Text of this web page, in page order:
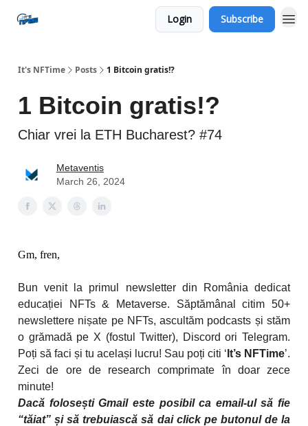
Login Subscribe
It's NFTime Posts 1 Bitcoin gratis!?
1 Bitcoin gratis!?
Chiar vrei la ETH Bucharest? #74
Metaventis
March 26, 2024
Gm, fren,
Bun venit la primul newsletter din România dedicat
educației NFTs & Metaverse. Săptămânal citim 50+
newslettere nișate pe NFTs, ascultăm podcasts și stăm
o grămadă pe X (fostul Twitter), Discord ori Telegram.
Poți să faci și tu același lucru! Sau poți citi ‘ It’s NFTime’.
Zeci de ore de research comprimate în doar zece
minute!
Dacă folosești Gmail este posibil ca email-ul să fie
“tăiat” și să trebuiască să dai click pe butonul de la